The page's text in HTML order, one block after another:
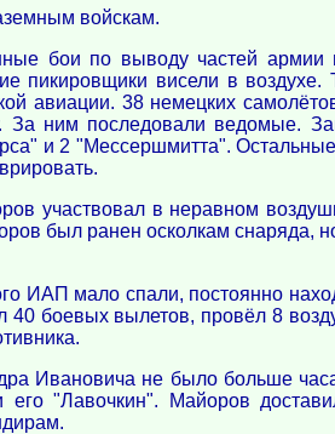
войскам.
бои по выводу частей армии
пикировщики висели в воздухе.
авиации. 38 немецких
За ним последовали ведомые.
и 2 "Мессершмитта".
участвовал в неравном
был ранен осколкам снаряда,
ИАП мало спали, постоянно
40 боевых вылетов, провёл 8
Ивановича не было больше
"Лавочкин". Майоров